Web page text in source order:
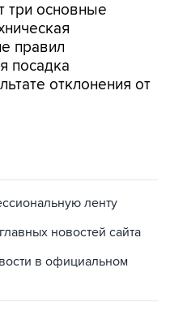
три основные
правил
посадка
отклонения от
ленту
новостей сайта
в официальном